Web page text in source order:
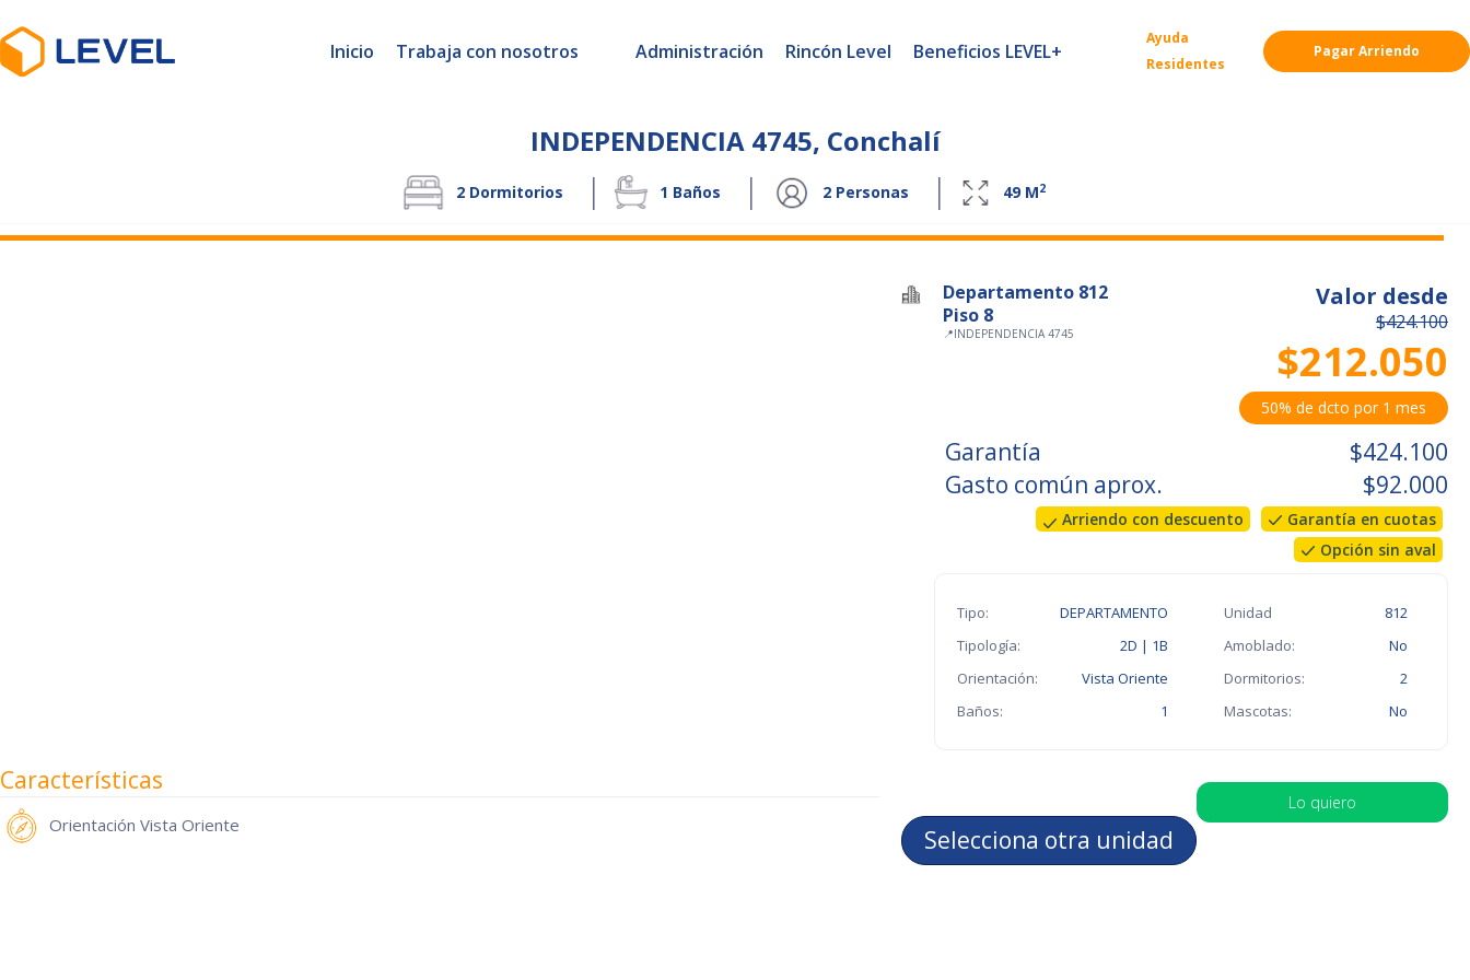
Inicio Trabaja con nosotros Administración Rincón Level Beneficios LEVEL+
Ayuda
Residentes
Pagar Arriendo
INDEPENDENCIA 4745, Conchalí
2 Dormitorios | 1 Baños | 2 Personas | 49 M2
Características
Orientación Vista Oriente
Departamento 812
Piso 8
📍INDEPENDENCIA 4745
Valor desde
$424.100
$212.050
50% de dcto por 1 mes
Garantía
Gasto común aprox.
$424.100
$92.000
Arriendo con descuento
Garantía en cuotas
Opción sin aval
Tipo:
Tipología:
Orientación:
Baños:
DEPARTAMENTO
2D | 1B
Vista Oriente
1
Unidad
Amoblado:
Dormitorios:
Mascotas:
812
No
2
No
Selecciona otra unidad
Lo quiero